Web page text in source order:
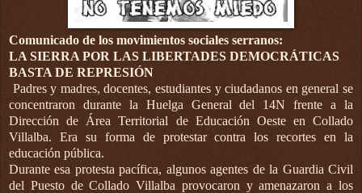
Comunicado de los movimientos sociales serranos:
LA SIERRA POR LAS LIBERTADES DEMOCRÁTICAS
BASTA DE REPRESIÓN
Padres y madres, docentes, estudiantes y ciudadanos en general se
concentraron durante la Huelga General del 14N frente a la
Dirección de Área Territorial de Educación Oeste en Collado
Villalba. Era su forma de protestar contra los recortes en la
educación pública.
Durante esa protesta pacífica, algunos agentes de la Guardia Civil
del Puesto de Collado Villalba provocaron y amenazaron a los